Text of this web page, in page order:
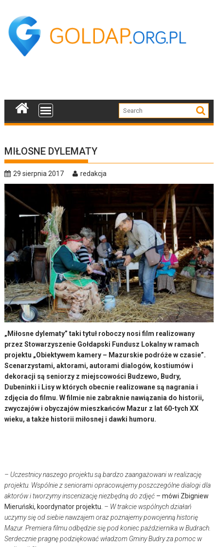
content
MIŁOSNE DYLEMATY
29 sierpnia 2017 redakcja
„Miłosne dylematy” taki tytuł roboczy nosi film realizowany
przez Stowarzyszenie Gołdapski Fundusz Lokalny w ramach
projektu „Obiektywem kamery – Mazurskie podróże w czasie”.
Scenarzystami, aktorami, autorami dialogów, kostiumów i
dekoracji są seniorzy z miejscowości Budzewo, Budry,
Dubeninki i Lisy w których obecnie realizowane są nagrania i
zdjęcia do filmu. W filmie nie zabraknie nawiązania do historii,
zwyczajów i obyczajów mieszkańców Mazur z lat 60-tych XX
wieku, a także historii miłosnej i dawki humoru.
– Uczestnicy naszego projektu są bardzo zaangażowani w realizację
projektu. Wspólnie z seniorami opracowujemy poszczególne dialogi dla
aktorów i tworzymy inscenizację niezbędną do zdjęć – mówi Zbigniew
Mieruński, koordynator projektu. – W trakcie wspólnych działań
uczymy się od siebie nawzajem oraz poznajemy powojenną historię
Mazur. Premiera filmu odbędzie się pod koniec października w Budrach.
Serdecznie pragnę podziękować władzom Gminy Budry za pomoc w